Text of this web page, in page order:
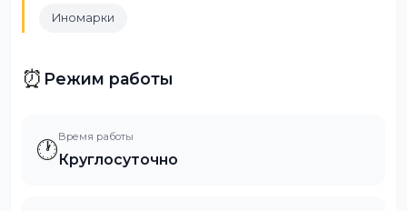
Иномарки
⏰ Режим работы
🕐Время работы
Круглосуточно